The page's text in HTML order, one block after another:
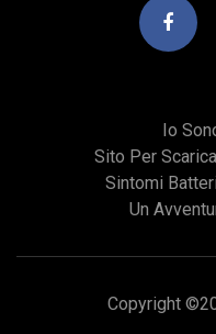
Io
Sito Per
Sintomi
Un
Copyright ©